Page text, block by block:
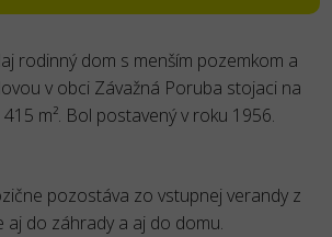
rodinný dom s menším pozemkom a
v obci Závažná Poruba stojaci na
m². Bol postavený v roku 1956.
pozostáva zo vstupnej verandy z
do záhrady a aj do domu.